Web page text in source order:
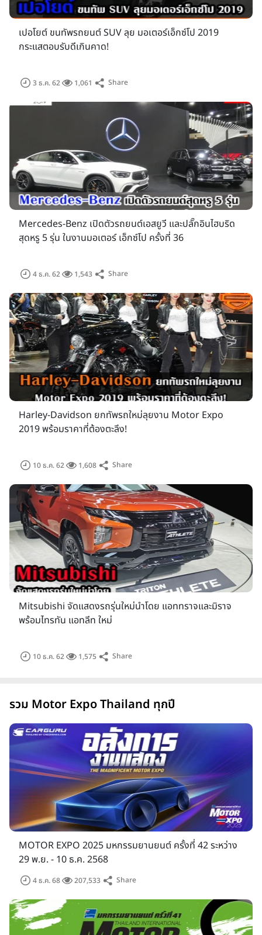
เปอโยต์ ขนทัพรถยนต์ SUV ลุย มอเตอร์เอ็กซ์โป 2019
กระแสตอบรับดีเกินคาด!
3 ธ.ค. 62 1,061 Share
Mercedes-Benz เปิดตัวรถยนต์เอสยูวี และปลั๊กอินไฮบริด
สุดหรู 5 รุ่น ในงานมอเตอร์ เอ็กซ์โป ครั้งที่ 36
4 ธ.ค. 62 1,543 Share
Harley-Davidson ยกทัพรถใหม่ลุยงาน Motor Expo
2019 พร้อมราคาที่ต้องตะลึง!
10 ธ.ค. 62 1,608 Share
Mitsubishi จัดแสดงรถรุ่นใหม่นำโดย แอททราจและมิราจ
พร้อมไทรทัน แอทลีท ใหม่
10 ธ.ค. 62 1,575 Share
รวม Motor Expo Thailand ทุกปี
MOTOR EXPO 2025 มหกรรมยานยนต์ ครั้งที่ 42 ระหว่าง
29 พ.ย. - 10 ธ.ค. 2568
4 ธ.ค. 68 207,533 Share